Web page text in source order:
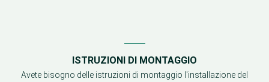
ISTRUZIONI DI MONTAGGIO
Avete bisogno delle istruzioni di montaggio l'installazione del